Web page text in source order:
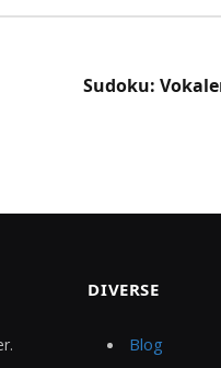
Sudoku:
DIVERSE
Blog